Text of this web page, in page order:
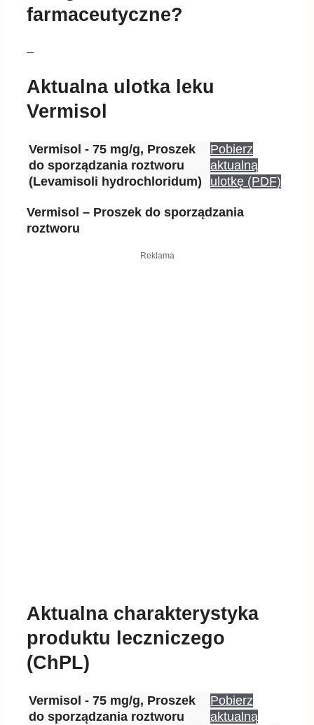
farmaceutyczne?
–
Aktualna ulotka leku
Vermisol
Vermisol - 75 mg/g, Proszek
do sporządzania roztworu
(Levamisoli hydrochloridum)
Pobierz
aktualną
ulotkę (PDF)
Vermisol – Proszek do sporządzania
roztworu
Reklama
Aktualna charakterystyka
produktu leczniczego
(ChPL)
Vermisol - 75 mg/g, Proszek
do sporządzania roztworu
Pobierz
aktualną